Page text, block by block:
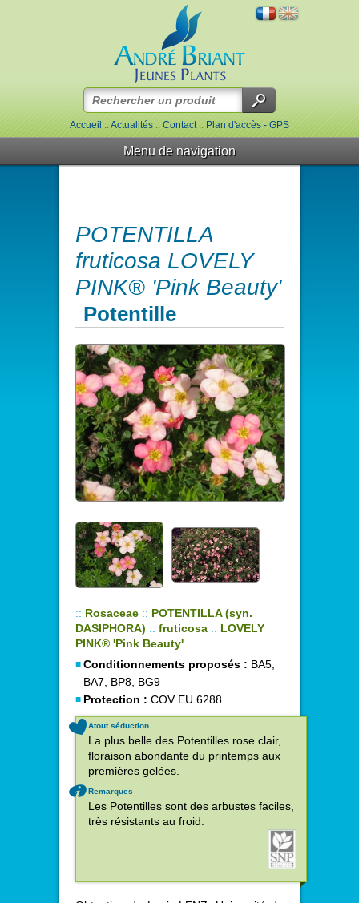
Accueil::Actualités::Contact::Plan d'accès - GPS
Menu de navigation
POTENTILLA
fruticosa LOVELY
PINK® 'Pink Beauty'
Potentille
:: Rosaceae :: POTENTILLA (syn.
DASIPHORA) :: fruticosa :: LOVELY
PINK® 'Pink Beauty'
Conditionnements proposés : BA5,
BA7, BP8, BG9
Protection : COV EU 6288
Atout séduction
La plus belle des Potentilles rose clair,
floraison abondante du printemps aux
premières gelées.
Remarques
Les Potentilles sont des arbustes faciles,
très résistants au froid.